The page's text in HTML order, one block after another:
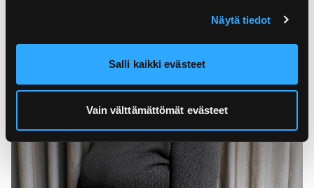
Näytä tiedot
Salli kaikki evästeet
Vain välttämättömät evästeet